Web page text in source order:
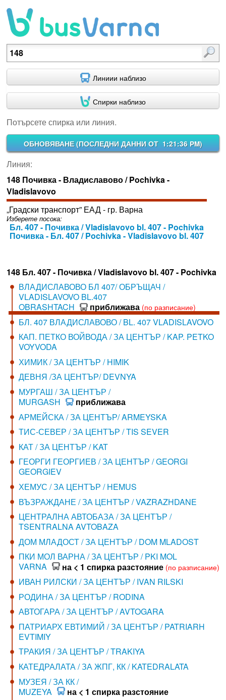
Потърсете спирка или линия.
Линиии наблизо
Спирки наблизо
Потърсете спирка или линия.
ОБНОВЯВАНЕ (ПОСЛЕДНИ ДАННИ ОТ 1:21:36 PM)
Линия:
148 Почивка - Владиславово / Pochivka -
Vladislavovo
„Градски транспорт” ЕАД - гр. Варна
Изберете посока:
Бл. 407 - Почивка / Vladislavovo bl. 407 - Pochivka
Почивка - Бл. 407 / Pochivka - Vladislavovo bl. 407
148 Бл. 407 - Почивка / Vladislavovo bl. 407 - Pochivka
ВЛАДИСЛАВОВО БЛ 407/ ОБРЪЩАЧ /
VLADISLAVOVO BL.407
OBRASHTACH
приближава (по разписание)
БЛ. 407 ВЛАДИСЛАВОВО / BL. 407 VLADISLAVOVO
КАП. ПЕТКО ВОЙВОДА / ЗА ЦЕНТЪР / KAP. PETKO
VOYVODA
ХИМИК / ЗА ЦЕНТЪР / HIMIK
ДЕВНЯ /ЗА ЦЕНТЪР/ DEVNYA
МУРГАШ / ЗА ЦЕНТЪР /
MURGASH
приближава
АРМЕЙСКА / ЗА ЦЕНТЪР/ ARMEYSKA
ТИС-СЕВЕР / ЗА ЦЕНТЪР / TIS SEVER
КАТ / ЗА ЦЕНТЪР / KAT
ГЕОРГИ ГЕОРГИЕВ / ЗА ЦЕНТЪР / GEORGI
GEORGIEV
ХЕМУС / ЗА ЦЕНТЪР / HEMUS
ВЪЗРАЖДАНЕ / ЗА ЦЕНТЪР / VAZRAZHDANE
ЦЕНТРАЛНА АВТОБАЗА / ЗА ЦЕНТЪР /
TSENTRALNA AVTOBAZA
ДОМ МЛАДОСТ / ЗА ЦЕНТЪР / DOM MLADOST
ПКИ МОЛ ВАРНА / ЗА ЦЕНТЪР / PKI MOL
VARNA
на < 1 спирка разстояние (по разписание)
ИВАН РИЛСКИ / ЗА ЦЕНТЪР / IVAN RILSKI
РОДИНА / ЗА ЦЕНТЪР / RODINA
АВТОГАРА / ЗА ЦЕНТЪР / AVTOGARA
ПАТРИАРХ ЕВТИМИЙ / ЗА ЦЕНТЪР / PATRIARH
EVTIMIY
ТРАКИЯ / ЗА ЦЕНТЪР / TRAKIYA
КАТЕДРАЛАТА / ЗА ЖПГ, КК / KATEDRALATA
МУЗЕЯ / ЗА КК /
MUZEYA
на < 1 спирка разстояние